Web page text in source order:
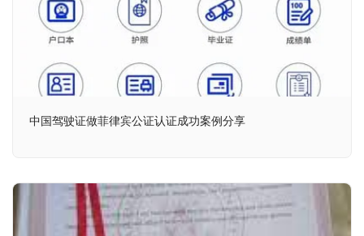
中国驾驶证做菲律宾公证认证成功案例分享